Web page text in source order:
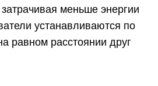
меньше энергии
устанавливаются по
равном расстоянии друг